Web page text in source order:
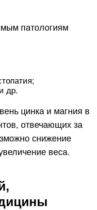
патологиям
др.
цинка и магния в
отвечающих за
снижение
веса.